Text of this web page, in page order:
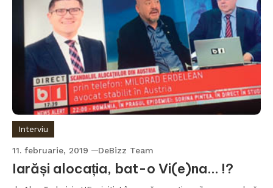
Interviu
11. februarie, 2019 DeBizz Team
Iarăși alocația, bat-o Vi(e)na… !?